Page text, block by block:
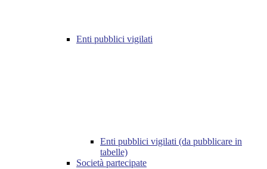
Enti pubblici vigilati
Enti pubblici vigilati (da pubblicare in
tabelle)
Società partecipate